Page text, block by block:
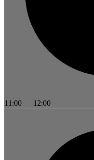
11:00 — 12:00